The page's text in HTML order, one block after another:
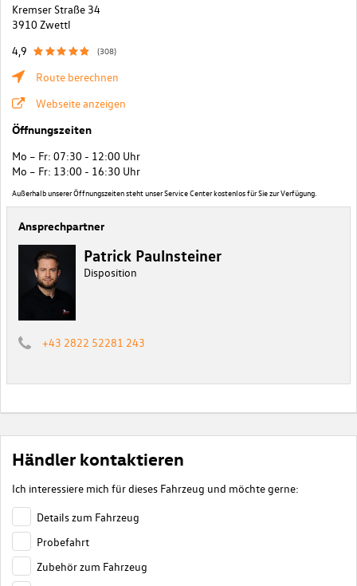
Kremser Straße 34
3910 Zwettl
4,9
(308)
Route berechnen
Webseite anzeigen
Öffnungszeiten
Mo – Fr: 07:30 - 12:00 Uhr
Mo – Fr: 13:00 - 16:30 Uhr
Außerhalb unserer Öffnungszeiten steht unser Service Center kostenlos für Sie zur Verfügung.
Ansprechpartner
Patrick Paulnsteiner
Disposition
+43 2822 52281 243
Händler kontaktieren
Ich interessiere mich für dieses Fahrzeug und möchte gerne:
Details zum Fahrzeug
Probefahrt
Zubehör zum Fahrzeug